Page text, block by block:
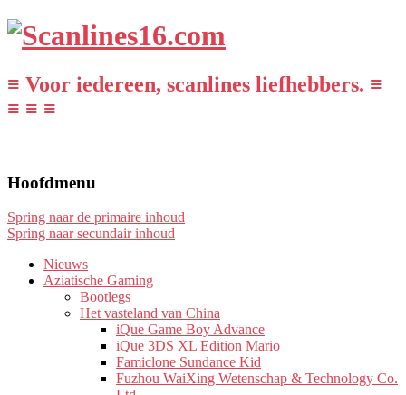
≡ Voor iedereen, scanlines liefhebbers. ≡
≡ ≡ ≡
Hoofdmenu
Spring naar de primaire inhoud
Spring naar secundair inhoud
Nieuws
Aziatische Gaming
Bootlegs
Het vasteland van China
iQue Game Boy Advance
iQue 3DS XL Edition Mario
Famiclone Sundance Kid
Fuzhou WaiXing Wetenschap & Technology Co.